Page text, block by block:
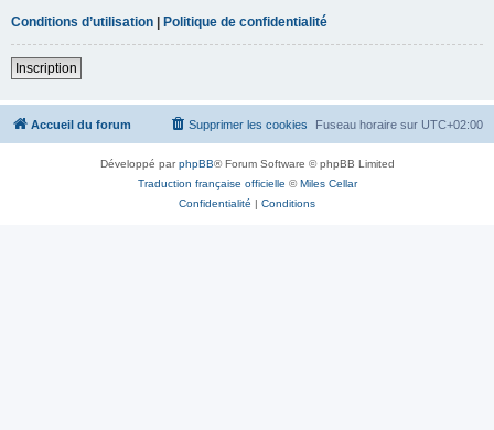
Conditions d’utilisation | Politique de confidentialité
Inscription
Accueil du forum Fuseau horaire sur UTC+02:00
Supprimer les cookies
Développé parphpBB® Forum Software © phpBB Limited
Traduction française officielle ©Miles Cellar
Confidentialité | Conditions